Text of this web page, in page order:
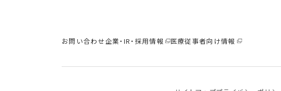
お問い合わせ企業・IR・採用情報 医療従事者向け情報